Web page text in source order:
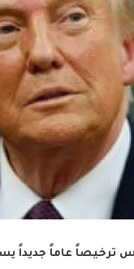
ترخيصاً عاماً جديداً